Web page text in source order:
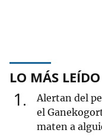
LO MÁS LEÍDO
1
Alertan del
el
maten a